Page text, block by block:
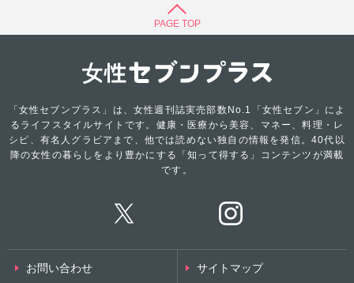
PAGE TOP
「女性セブンプラス」は、女性週刊誌実売部数No.1「女性セブン」によ
るライフスタイルサイトです。健康・医療から美容、マネー、料理・レ
シピ、有名人グラビアまで、他では読めない独自の情報を発信。40代以
降の女性の暮らしをより豊かにする「知って得する」コンテンツが満載
です。
お問い合わせ サイトマップ